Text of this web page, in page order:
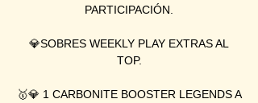
PARTICIPACIÓN.
💎SOBRES WEEKLY PLAY EXTRAS AL
TOP.
🥇💎 1 CARBONITE BOOSTER LEGENDS A